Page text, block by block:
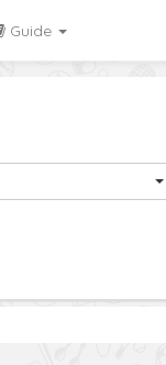
Guide